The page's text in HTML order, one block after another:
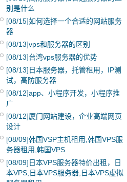
别是什么
[08/15]如何选择一个合适的网站服务
器
[08/13]vps和服务器的区别
[08/13]台湾vps服务器的优势
[08/13] 日本服务器，托管租用，IP测
试，高防服务器
[08/12]app、小程序开发，小程序推
广
[08/12]厦门网站建设，企业高端网页
设计
[08/09]韩国VSP主机租用,韩国VPS服
务器租用,韩国VPS
[08/09] 日本VPS服务器特价出租，日
本VPS,日本VPS服务器,日本VPS虚拟